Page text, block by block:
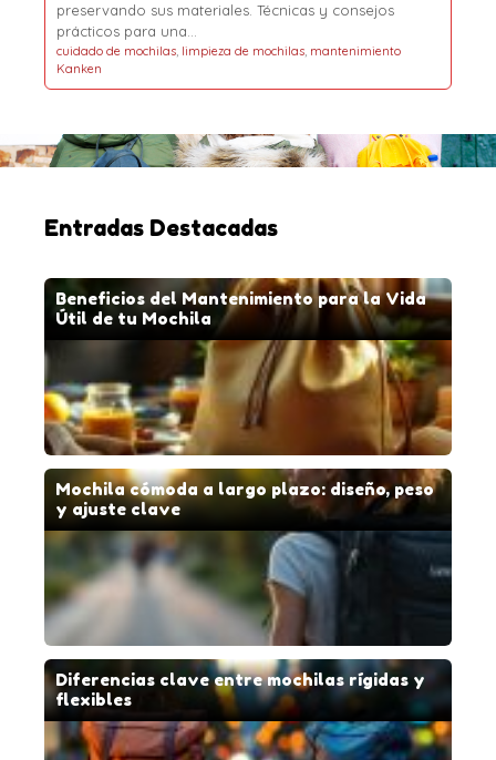
preservando sus materiales. Técnicas y consejos
prácticos para una…
cuidado de mochilas, limpieza de mochilas, mantenimiento
Kanken
Entradas Destacadas
Beneficios del Mantenimiento para la Vida
Útil de tu Mochila
Mochila cómoda a largo plazo: diseño, peso
y ajuste clave
Diferencias clave entre mochilas rígidas y
flexibles